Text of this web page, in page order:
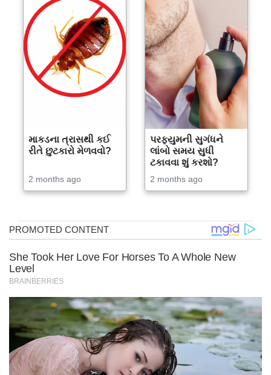
માકડના ત્રાસથી કઈ
રીતે છુટકારો મેળવવો?
2 months ago
પરફ્યુમની સુગંધને
લાંબો સમય સુધી
ટકાવવા શું કરશો?
2 months ago